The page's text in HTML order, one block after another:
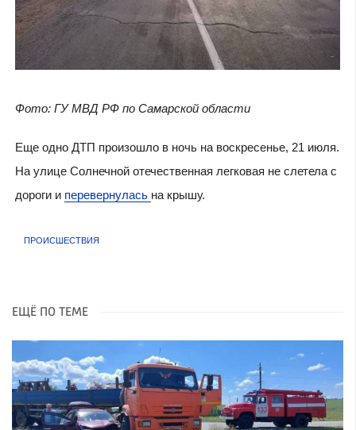
Фото: ГУ МВД РФ по Самарской области
Еще одно ДТП произошло в ночь на воскресенье, 21 июля.
На улице Солнечной отечественная легковая не слетела с
дороги и перевернулась на крышу.
ПРОИСШЕСТВИЯ
ЕЩЁ ПО ТЕМЕ